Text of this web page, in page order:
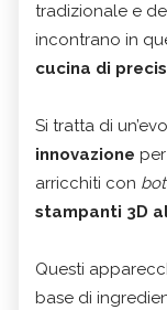
tradizionale e
incontrano in
cucina di
Si tratta di
innovazione
arricchiti con
stampanti 3D
Questi
base di